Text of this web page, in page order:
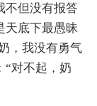
不但没有报答
天底下最愚昧
，我没有勇气
“对不起，奶